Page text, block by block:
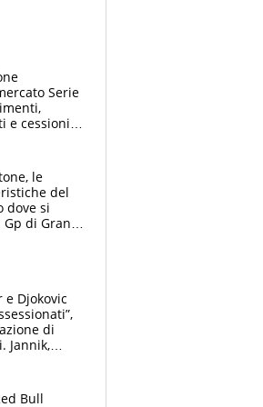
Serie
e cessioni:
le
del
dove si
di Gran
e Djokovic
di
Jannik,
Bull